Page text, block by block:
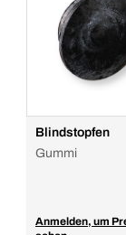
Blindstopfen
Gummi
Anmelden, um